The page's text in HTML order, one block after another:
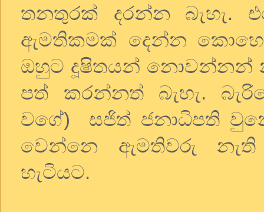
තනතුරක් දරන්න බැහැ.
ඇමතිකමක් දෙන්න
ඔහුට දූෂිතයන් නොවන්නන්
පත් කරන්නත් බැහැ.
වගේ) සජිත් ජනාධිපති
වෙන්නෙ ඇමතිවරු නැති
හැටියට.